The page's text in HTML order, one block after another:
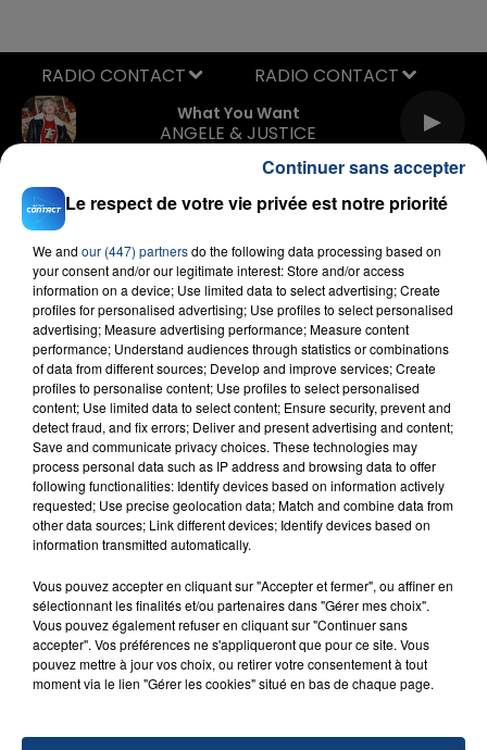
What You Want
ANGELE & JUSTICE
RADIO CONTACT
FIL D'ACTU
23 juillet 2026
SON BÉBÉ ENTRE LA VIE ET LA...
Un homme s'est immolé par le feu après avoir
aspergé sa compagne et leur bébé de trois mois
d'un liquide inflammable.
Le respect de votre vie privée est notre priorité
We and our (447) partnersdo the following data processing based on
your consent and/or our legitimate interest: Store and/or access
information on a device; Use limited data to select advertising; Create
profiles for personalised advertising; Use profiles to select personalised
advertising; Measure advertising performance; Measure content
performance; Understand audiences through statistics or combinations
of data from different sources; Develop and improve services; Create
profiles to personalise content; Use profiles to select personalised
content; Use limited data to select content; Ensure security, prevent and
detect fraud, and fix errors; Deliver and present advertising and content;
Save and communicate privacy choices. These technologies may
process personal data such as IP address and browsing data to offer
following functionalities: Identify devices based on information actively
requested; Use precise geolocation data; Match and combine data from
other data sources; Link different devices; Identify devices based on
information transmitted automatically.
Vous pouvez accepter en cliquant sur "Accepter et fermer", ou affiner en
sélectionnant les finalités et/ou partenaires dans "Gérer mes choix".
Vous pouvez également refuser en cliquant sur "Continuer sans
accepter". Vos préférences ne s'appliqueront que pour ce site. Vous
pouvez mettre à jour vos choix, ou retirer votre consentement à tout
moment via le lien "Gérer les cookies" situé en bas de chaque page.
Continuer sans accepter